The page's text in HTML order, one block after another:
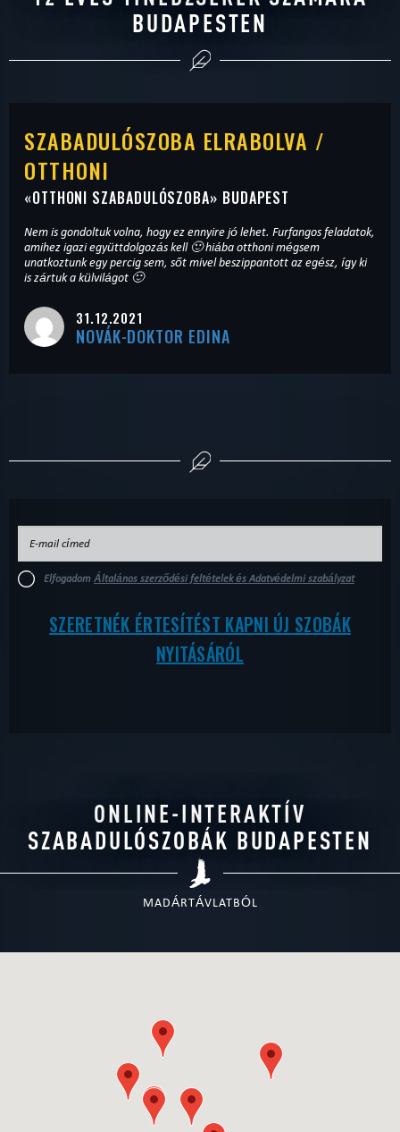
BUDAPESTEN
SZABADULÓSZOBA ELRABOLVA /
OTTHONI
«OTTHONI SZABADULÓSZOBA» BUDAPEST
Nem is gondoltuk volna, hogy ez ennyire jó lehet. Furfangos feladatok,
amihez igazi együttdolgozás kell 🙂 hiába otthoni mégsem
unatkoztunk egy percig sem, sőt mivel beszippantott az egész, így ki
is zártuk a külvilágot 🙂
31.12.2021
NOVÁK-DOKTOR EDINA
Elfogadom Általános szerződési feltételek és Adatvédelmi szabályzat
SZERETNÉK ÉRTESÍTÉST KAPNI ÚJ SZOBÁK
NYITÁSÁRÓL
ONLINE-INTERAKTÍV
SZABADULÓSZOBÁK BUDAPESTEN
MADÁRTÁVLATBÓL